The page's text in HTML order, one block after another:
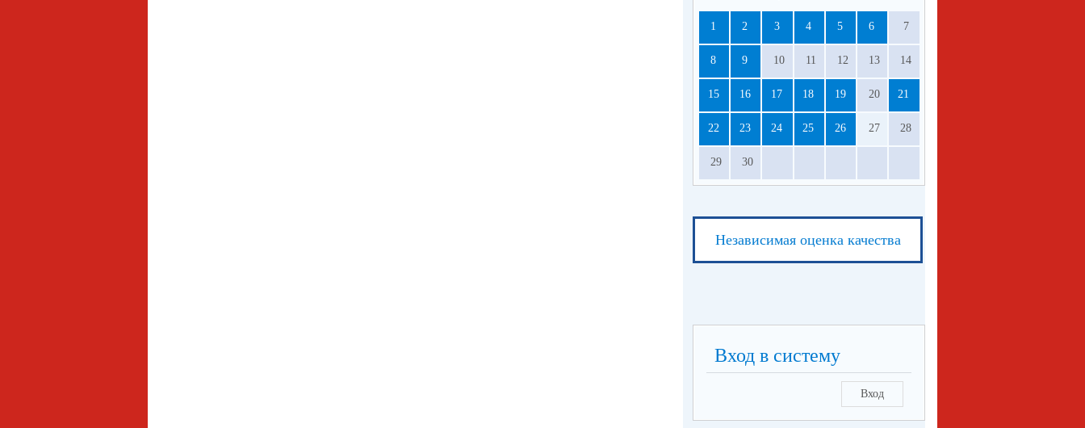
1 2 3 4 5 6 7
8 9 10 11 12 13 14
15 16 17 18 19 20 21
22 23 24 25 26 27 28
29 30
Независимая оценка качества
Вход в систему
Вход